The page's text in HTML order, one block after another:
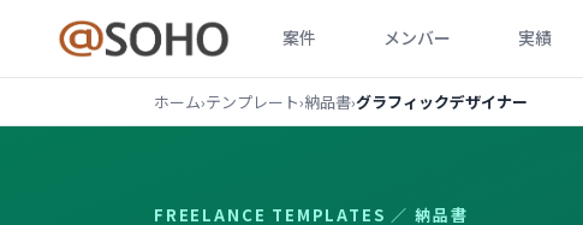
案件 メンバー 実績
ホーム›テンプレート›納品書›グラフィックデザイナー
FREELANCE TEMPLATES ／納品書